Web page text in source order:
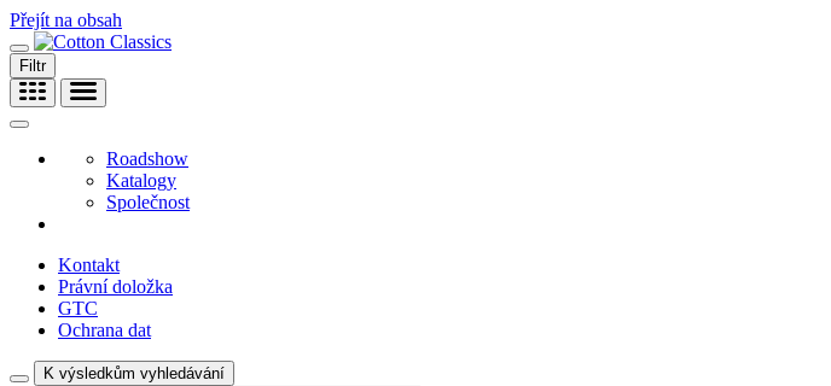
Přejít na obsah
Filtr
Roadshow
Katalogy
Společnost
Kontakt
Právní doložka
GTC
Ochrana dat
K výsledkům vyhledávání